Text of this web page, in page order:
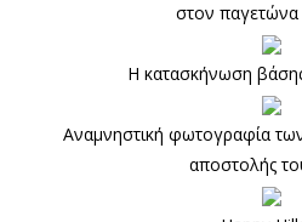
στον
Η κατασκήνωση
Αναμνηστική φωτογραφία
αποστολής